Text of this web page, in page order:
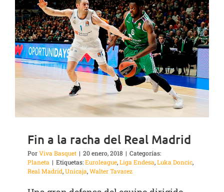
Fin a la racha del Real Madrid
PorViva Basquet | 20 enero, 2018 | Categorías:
Planeta | Etiquetas:Euroleague,Liga Endesa,Luka Doncic,
Real Madrid,Unicaja,Walter Tavarez